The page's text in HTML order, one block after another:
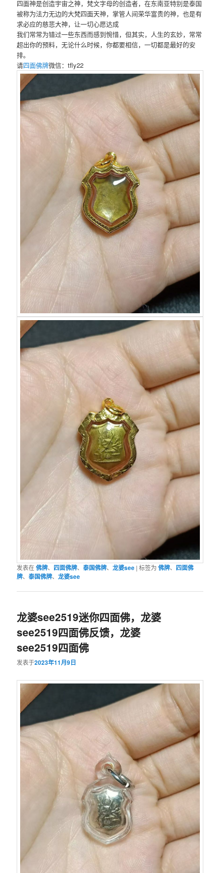
四面神是创造宇宙之神，梵文字母的创造者，在东南亚特别是泰国
被称为法力无边的大梵四面天神，掌管人间荣华富贵的神，也是有
求必应的慈悲大神，让一切心愿达成
我们常常为错过一些东西而感到惋惜，但其实，人生的玄妙，常常
超出你的预料，无论什么时候，你都要相信，一切都是最好的安
排。
请四面佛牌微信：tfly22
发表在佛牌、 四面佛牌、泰国佛牌、龙婆see |标签为 佛牌、 四面佛
牌、泰国佛牌、龙婆see
龙婆see2519迷你四面佛，龙婆
see2519四面佛反馈，龙婆
see2519四面佛
发表于2023年11月9日